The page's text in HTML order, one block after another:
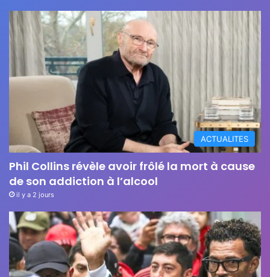
ACTUALITES
Phil Collins révèle avoir frôlé la mort à cause
de son addiction à l’alcool
il y a 2 jours